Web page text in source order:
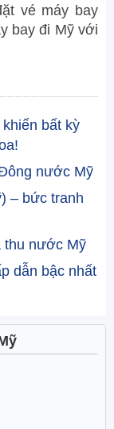
vé máy bay
bay đi Mỹ với
bất kỳ
nước Mỹ
– bức tranh
thu nước Mỹ
dẫn bậc nhất